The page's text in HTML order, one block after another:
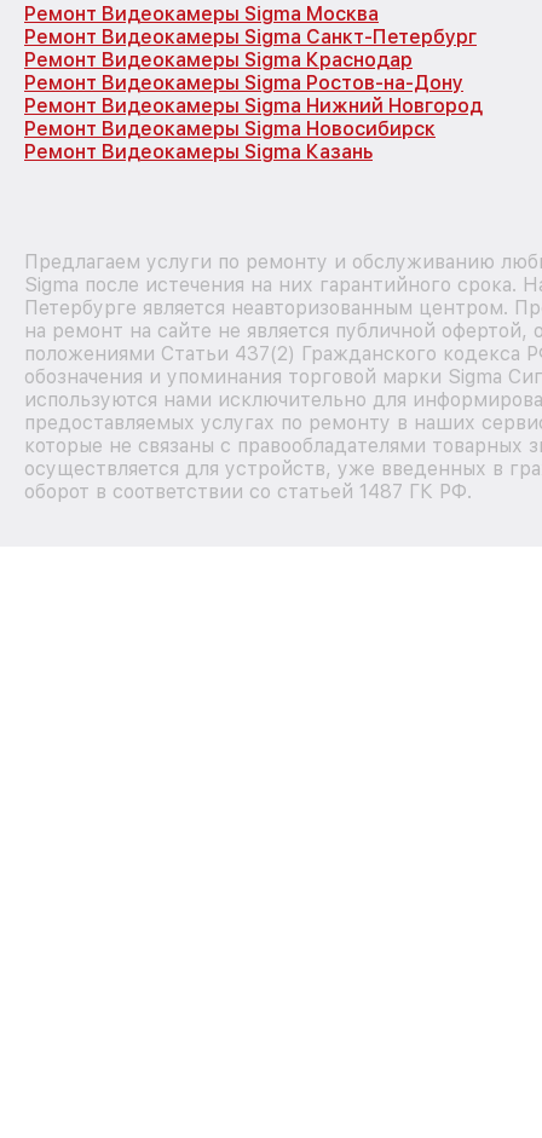
Ремонт Видеокамеры Sigma Москва
Ремонт Видеокамеры Sigma Санкт-Петербург
Ремонт Видеокамеры Sigma Краснодар
Ремонт Видеокамеры Sigma Ростов-на-Дону
Ремонт Видеокамеры Sigma Нижний Новгород
Ремонт Видеокамеры Sigma Новосибирск
Ремонт Видеокамеры Sigma Казань
Предлагаем услуги по ремонту и обслуживанию
Sigma после истечения на них гарантийного срока.
Петербурге является неавторизованным центром.
на ремонт на сайте не является публичной офертой,
положениями Статьи 437(2) Гражданского кодекса
обозначения и упоминания торговой марки Sigma
используются нами исключительно для
предоставляемых услугах по ремонту в наших
которые не связаны с правообладателями товарных
осуществляется для устройств, уже введенных в
оборот в соответствии со статьей 1487 ГК РФ.